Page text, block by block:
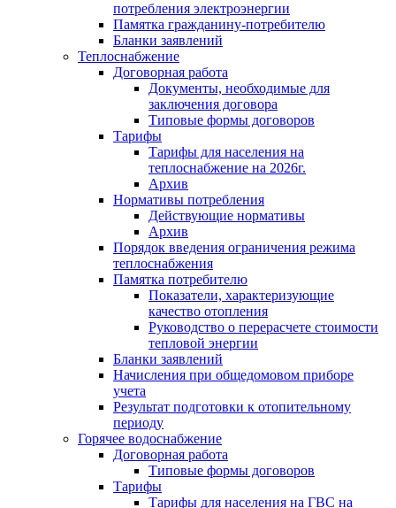
потребления электроэнергии
Памятка гражданину-потребителю
Бланки заявлений
Теплоснабжение
Договорная работа
Документы, необходимые для
заключения договора
Типовые формы договоров
Тарифы
Тарифы для населения на
теплоснабжение на 2026г.
Архив
Нормативы потребления
Действующие нормативы
Архив
Порядок введения ограничения режима
теплоснабжения
Памятка потребителю
Показатели, характеризующие
качество отопления
Руководство о перерасчете стоимости
тепловой энергии
Бланки заявлений
Начисления при общедомовом приборе
учета
Результат подготовки к отопительному
периоду
Горячее водоснабжение
Договорная работа
Типовые формы договоров
Тарифы
Тарифы для населения на ГВС на